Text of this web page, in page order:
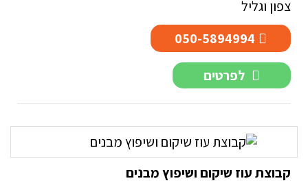
צפון וגליל
050-5894994
לפרטים
קבוצת עוז שיקום ושיפוץ מבנים